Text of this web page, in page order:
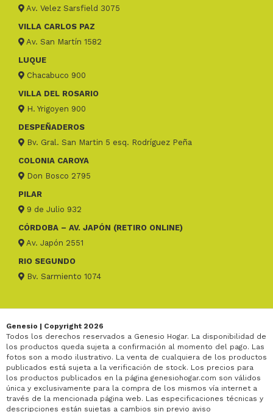
Av. Velez Sarsfield 3075
VILLA CARLOS PAZ
Av. San Martín 1582
LUQUE
Chacabuco 900
VILLA DEL ROSARIO
H. Yrigoyen 900
DESPEÑADEROS
Bv. Gral. San Martin 5 esq. Rodríguez Peña
COLONIA CAROYA
Don Bosco 2795
PILAR
9 de Julio 932
CÓRDOBA – AV. JAPÓN (RETIRO ONLINE)
Av. Japón 2551
RIO SEGUNDO
Bv. Sarmiento 1074
Genesio | Copyright 2026
Todos los derechos reservados a Genesio Hogar. La disponibilidad de
los productos queda sujeta a confirmación al momento del pago. Las
fotos son a modo ilustrativo. La venta de cualquiera de los productos
publicados está sujeta a la verificación de stock. Los precios para
los productos publicados en la página genesiohogar.com son válidos
única y exclusivamente para la compra de los mismos vía internet a
través de la mencionada página web. Las especificaciones técnicas y
descripciones están sujetas a cambios sin previo aviso